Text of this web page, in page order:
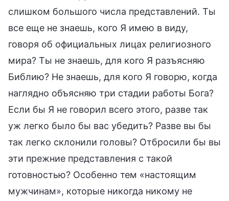
слишком большого числа представлений. Ты
все еще не знаешь, кого Я имею в виду,
говоря об официальных лицах религиозного
мира? Ты не знаешь, для кого Я разъясняю
Библию? Не знаешь, для кого Я говорю, когда
наглядно объясняю три стадии работы Бога?
Если бы Я не говорил всего этого, разве так
уж легко было бы вас убедить? Разве вы бы
так легко склонили головы? Отбросили бы вы
эти прежние представления с такой
готовностью? Особенно тем «настоящим
мужчинам», которые никогда никому не